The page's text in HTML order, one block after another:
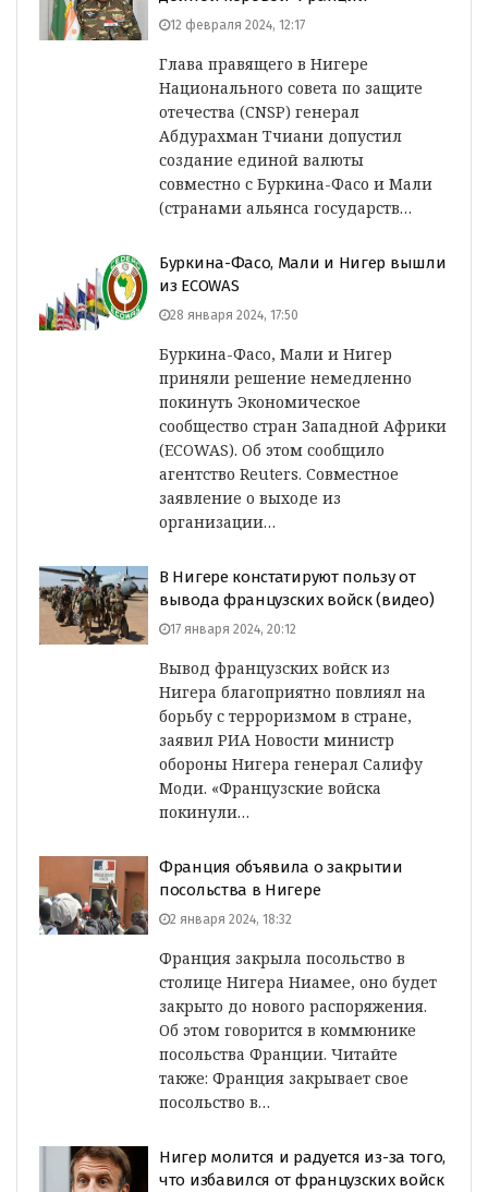
12 февраля 2024, 12:17
Глава правящего в Нигере
Национального совета по защите
отечества (CNSP) генерал
Абдурахман Тчиани допустил
создание единой валюты
совместно с Буркина-Фасо и Мали
(странами альянса государств…
Буркина-Фасо, Мали и Нигер вышли
из ECOWAS
28 января 2024, 17:50
Буркина-Фасо, Мали и Нигер
приняли решение немедленно
покинуть Экономическое
сообщество стран Западной Африки
(ECOWAS). Об этом сообщило
агентство Reuters. Совместное
заявление о выходе из
организации…
В Нигере констатируют пользу от
вывода французских войск (видео)
17 января 2024, 20:12
Вывод французских войск из
Нигера благоприятно повлиял на
борьбу с терроризмом в стране,
заявил РИА Новости министр
обороны Нигера генерал Салифу
Моди. «Французские войска
покинули…
Франция объявила о закрытии
посольства в Нигере
2 января 2024, 18:32
Франция закрыла посольство в
столице Нигера Ниамее, оно будет
закрыто до нового распоряжения.
Об этом говорится в коммюнике
посольства Франции. Читайте
также: Франция закрывает свое
посольство в…
Нигер молится и радуется из-за того,
что избавился от французских войск